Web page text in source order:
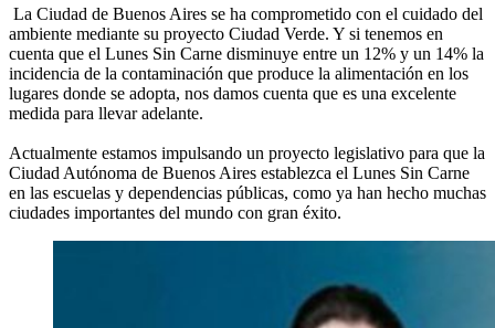
La Ciudad de Buenos Aires se ha comprometido con el cuidado del
ambiente mediante su proyecto Ciudad Verde. Y si tenemos en
cuenta que el Lunes Sin Carne disminuye entre un 12% y un 14% la
incidencia de la contaminación que produce la alimentación en los
lugares donde se adopta, nos damos cuenta que es una excelente
medida para llevar adelante.
Actualmente estamos impulsando un proyecto legislativo para que la
Ciudad Autónoma de Buenos Aires establezca el Lunes Sin Carne
en las escuelas y dependencias públicas, como ya han hecho muchas
ciudades importantes del mundo con gran éxito.